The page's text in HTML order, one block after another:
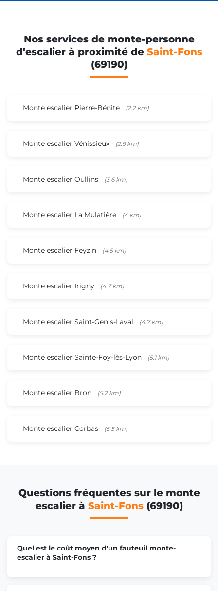
Nos services de monte-personne
d'escalier à proximité de Saint-Fons
(69190)
Monte escalier Pierre-Bénite (2.2 km)
Monte escalier Vénissieux (2.9 km)
Monte escalier Oullins (3.6 km)
Monte escalier La Mulatière (4 km)
Monte escalier Feyzin (4.5 km)
Monte escalier Irigny (4.7 km)
Monte escalier Saint-Genis-Laval (4.7 km)
Monte escalier Sainte-Foy-lès-Lyon (5.1 km)
Monte escalier Bron (5.2 km)
Monte escalier Corbas (5.5 km)
Questions fréquentes sur le monte
escalier à Saint-Fons(69190)
Quel est le coût moyen d'un fauteuil monte-
escalier à Saint-Fons ?